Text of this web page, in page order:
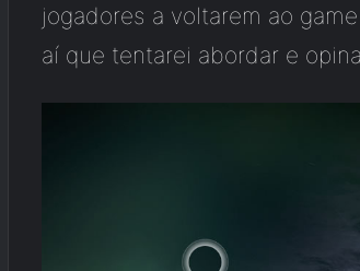
jogadores a voltarem ao
aí que tentarei abordar e